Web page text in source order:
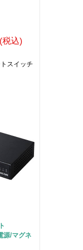
税込)
スイッチ
源/マグネ